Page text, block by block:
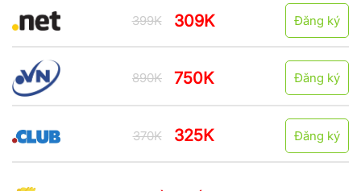
399K 309K Đăng ký
890K 750K Đăng ký
370K 325K Đăng ký